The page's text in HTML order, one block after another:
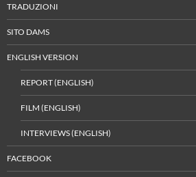
TRADUZIONI
SITO DAMS
ENGLISH VERSION
REPORT (ENGLISH)
FILM (ENGLISH)
INTERVIEWS (ENGLISH)
FACEBOOK